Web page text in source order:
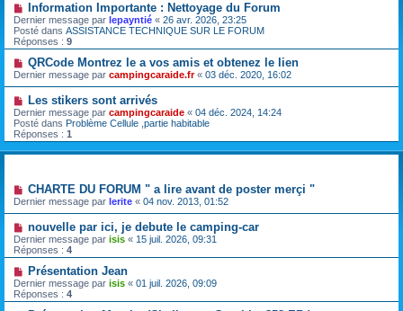
Information Importante : Nettoyage du Forum
Dernier message par lepayntié « 26 avr. 2026, 23:25
Posté dans ASSISTANCE TECHNIQUE SUR LE FORUM
Réponses : 9
QRCode Montrez le a vos amis et obtenez le lien
Dernier message par campingcaraide.fr« 03 déc. 2020, 16:02
Les stikers sont arrivés
Dernier message par campingcaraide « 04 déc. 2024, 14:24
Posté dans Problème Cellule ,partie habitable
Réponses : 1
CHARTE DU FORUM " a lire avant de poster merçi "
Dernier message par lerite « 04 nov. 2013, 01:52
nouvelle par ici, je debute le camping-car
Dernier message par isis « 15 juil. 2026, 09:31
Réponses : 4
Présentation Jean
Dernier message par isis « 01 juil. 2026, 09:09
Réponses : 4